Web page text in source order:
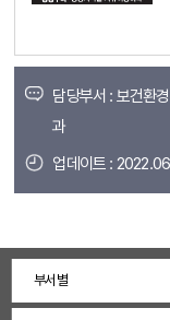
담당부서 : 보건환
과
업데이트 :
부서별